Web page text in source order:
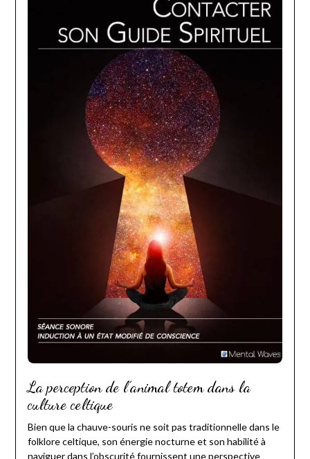
La perception de l’animal totem dans la
culture celtique
Bien que la chauve-souris ne soit pas traditionnelle dans le
folklore celtique, son énergie nocturne et son habilité à
naviguer dans l’obscurité fournissent une perspective